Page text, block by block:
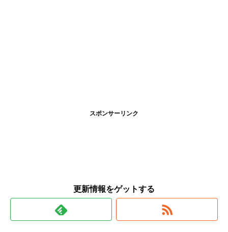
スポンサーリンク
更新情報をゲットする